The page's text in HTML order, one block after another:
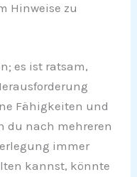
Hinweise zu
es ist ratsam,
Fähigkeiten und
du nach mehreren
immer
kannst, könnte